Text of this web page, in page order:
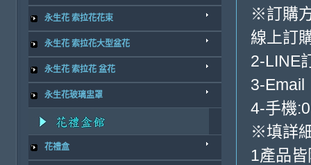
永生花 索拉花花束
永生花 索拉花大型盆花
永生花 索拉花 盆花
永生花玻璃盅罩
花禮盒
※訂購
線上訂
2-LINE
3-Email
4-手機
※填詳
1產品